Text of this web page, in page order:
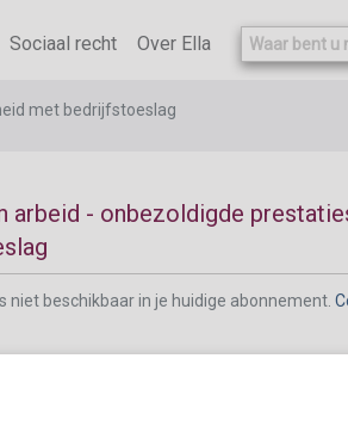
Sociaal recht Over Ella
met bedrijfstoeslag
niet beschikbaar in je huidige abonnement.
arbeid - onbezoldigde
niet beschikbaar in je huidige abonnement.